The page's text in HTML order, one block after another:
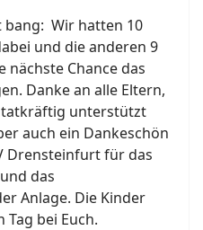
bang: Wir hatten 10
und die anderen 9
Chance das
Danke an alle Eltern,
unterstützt
auch ein Dankeschön
Drensteinfurt für das
das
Anlage. Die Kinder
bei Euch.